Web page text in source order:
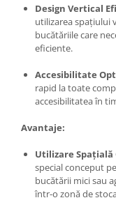
Design Vertical
utilizarea spațiului
bucătăriile care
eficiente.
Accesibilitate
rapid la toate
accesibilitatea în
Avantaje:
Utilizare
special conceput
bucătării mici sau
într-o zonă de